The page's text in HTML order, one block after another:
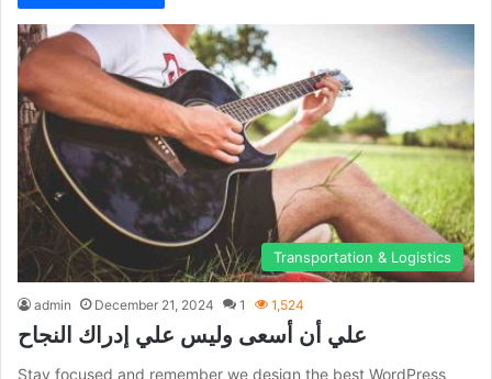
Transportation & Logistics
admin December 21, 2024 1 1,524
علي أن أسعى وليس علي إدراك النجاح
Stay focused and remember we design the best WordPress